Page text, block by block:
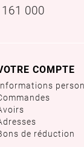
000
COMPTE
de réduction